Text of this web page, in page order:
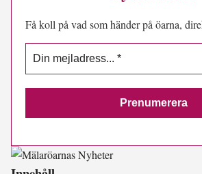
Få koll på vad som händer på öarna,